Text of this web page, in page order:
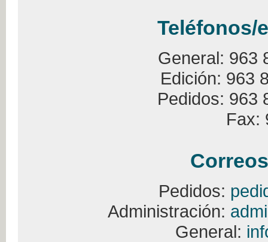
Teléfonos/
General: 963
Edición: 963
Pedidos: 963
Fax:
Pedidos:
Administración:
General: